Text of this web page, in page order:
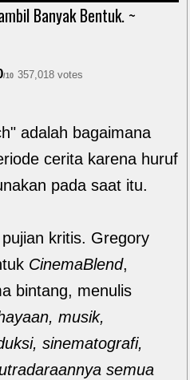
Banyak Bentuk. ~
/10 357,018 votes
adalah bagaimana
cerita karena huruf
pada saat itu.
kritis. Gregory
CinemaBlend,
bintang, menulis
musik,
sinematografi,
semua